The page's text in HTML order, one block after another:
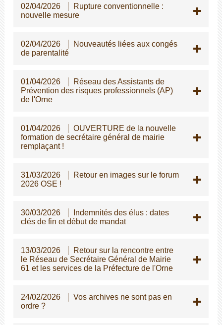
02/04/2026
Rupture conventionnelle :
nouvelle mesure
02/04/2026
Nouveautés liées aux congés
de parentalité
01/04/2026
Réseau des Assistants de
Prévention des risques professionnels (AP)
de l'Orne
01/04/2026
OUVERTURE de la nouvelle
formation de secrétaire général de mairie
remplaçant !
31/03/2026
Retour en images sur le forum
2026 OSE !
30/03/2026
Indemnités des élus : dates
clés de fin et début de mandat
13/03/2026
Retour sur la rencontre entre
le Réseau de Secrétaire Général de Mairie
61 et les services de la Préfecture de l'Orne
24/02/2026
Vos archives ne sont pas en
ordre ?